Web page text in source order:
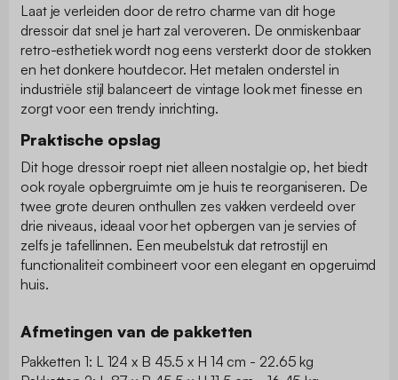
Laat je verleiden door de retro charme van dit hoge
dressoir dat snel je hart zal veroveren. De onmiskenbaar
retro-esthetiek wordt nog eens versterkt door de stokken
en het donkere houtdecor. Het metalen onderstel in
industriële stijl balanceert de vintage look met finesse en
zorgt voor een trendy inrichting.
Praktische opslag
Dit hoge dressoir roept niet alleen nostalgie op, het biedt
ook royale opbergruimte om je huis te reorganiseren. De
twee grote deuren onthullen zes vakken verdeeld over
drie niveaus, ideaal voor het opbergen van je servies of
zelfs je tafellinnen. Een meubelstuk dat retrostijl en
functionaliteit combineert voor een elegant en opgeruimd
huis.
Afmetingen van de pakketten
Pakketten 1: L 124 x B 45.5 x H 14 cm - 22.65 kg